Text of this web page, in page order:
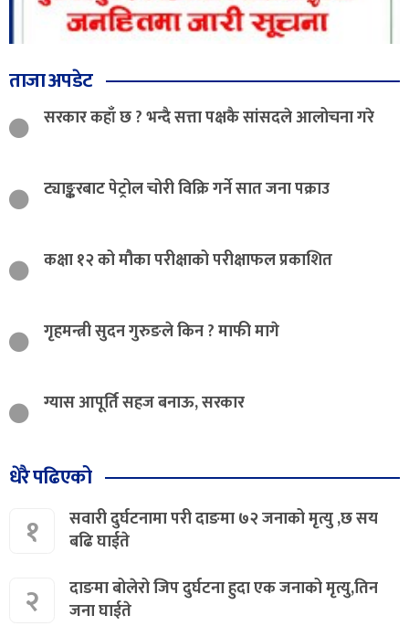
ताजा अपडेट
सरकार कहाँ छ ? भन्दै सत्ता पक्षकै सांसदले आलोचना गरे
ट्याङ्करबाट पेट्रोल चोरी विक्रि गर्ने सात जना पक्राउ
कक्षा १२ को मौका परीक्षाको परीक्षाफल प्रकाशित
गृहमन्त्री सुदन गुरुङले किन ? माफी मागे
ग्यास आपूर्ति सहज बनाऊ, सरकार
धेरै पढिएको
१
सवारी दुर्घटनामा परी दाङमा ७२ जनाको मृत्यु ,छ सय
बढि घाईते
२
दाङमा बोलेरो जिप दुर्घटना हुदा एक जनाको मृत्यु,तिन
जना घाईते